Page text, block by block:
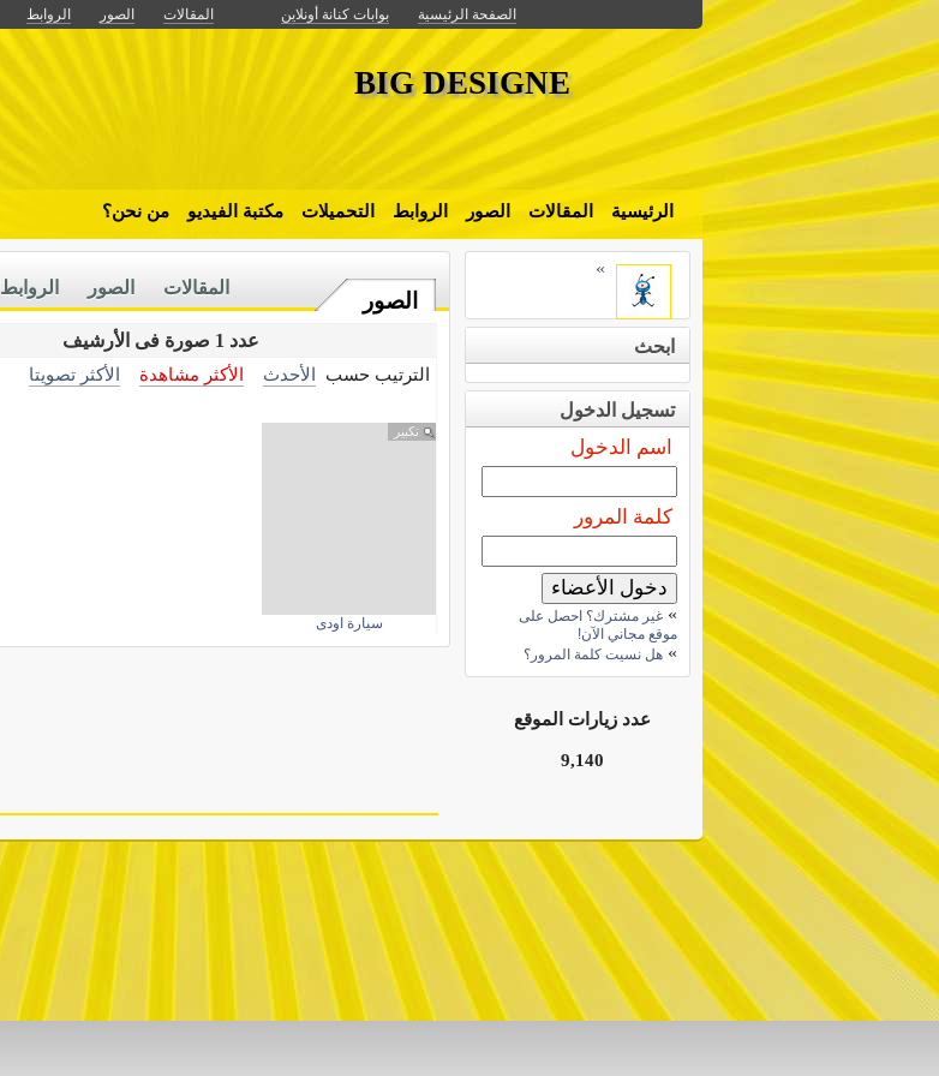
الصفحة الرئيسية بوابات كنانة أونلاين المقالات الصور الروابط
BIG DESIGNE
الرئيسية المقالات الصور الروابط التحميلات مكتبة الفيديو من نحن؟
الصور
الروابط الصور المقالات
عدد 1 صورة فى الأرشيف
الترتيب حسب الأحدث الأكثر مشاهدة الأكثر تصويتا
تكبير
سيارة اودى
»
ابحث
تسجيل الدخول
اسم الدخول
كلمة المرور
» غير مشترك؟ احصل على
موقع مجاني الآن!
» هل نسيت كلمة المرور؟
عدد زيارات الموقع
9,140